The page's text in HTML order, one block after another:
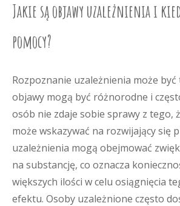
Jakie są objawy uzależnienia i
pomocy?
Rozpoznanie uzależnienia może
objawy mogą być różnorodne i
osób nie zdaje sobie sprawy z tego,
może wskazywać na rozwijający się
uzależnienia mogą obejmować
na substancję, co oznacza
większych ilości w celu osiągnięcia
efektu. Osoby uzależnione często